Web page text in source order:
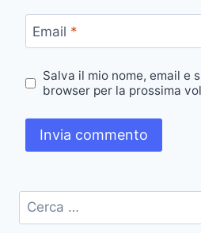
Email *
Salva il mio nome, email e
browser per la prossima